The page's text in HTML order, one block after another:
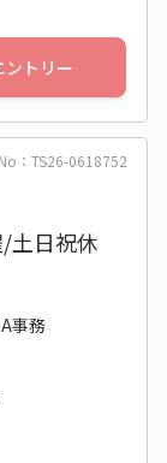
ントリー
No：TS26-0618752
土日祝休
事務